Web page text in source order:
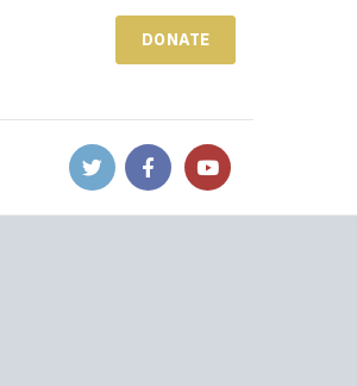
DONATE